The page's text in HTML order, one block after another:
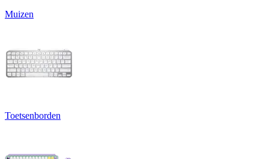
Muizen
Toetsenborden